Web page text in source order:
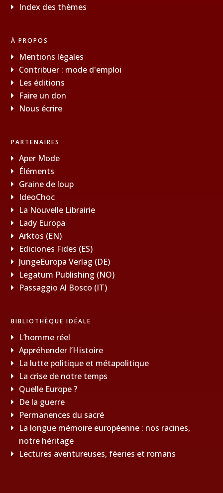
Index des thèmes
À PROPOS
Mentions légales
Contribuer : mode d'emploi
Les éditions
Faire un don
Nous écrire
PARTENAIRES
Aper Mode
Éléments
Graine de loup
IdeoChoc
La Nouvelle Librairie
Lady Europa
Arktos (EN)
Ediciones Fides (ES)
JungeEuropa Verlag (DE)
Legatum Publishing (NO)
Passaggio Al Bosco (IT)
BIBLIOTHÈQUE IDÉALE
L’homme réel
Appréhender l’Histoire
La lutte politique et métapolitique
La crise de notre temps
Quelle Europe ?
De la guerre
Permanences du sacré
La longue mémoire européenne : nos racines,
notre héritage
Lectures aventureuses, féeries et romans